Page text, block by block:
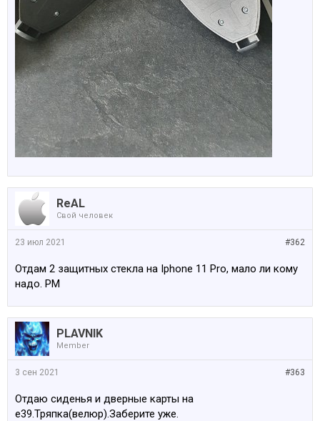
ReAL
Свой человек
#362
23 июл 2021
Отдам 2 защитных стекла на Iphone 11 Pro, мало ли кому
надо. PM
PLAVNIK
Member
#363
3 сен 2021
Отдаю сиденья и дверные карты на
е39.Тряпка(велюр).Заберите уже.